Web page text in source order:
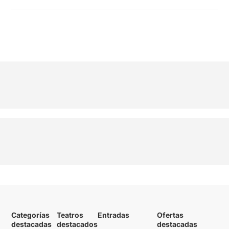
Categorías
destacadas
Teatros
destacados
Entradas
Ofertas
destacadas